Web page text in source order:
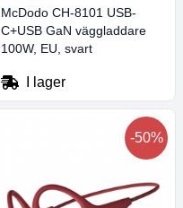
McDodo CH-8101 USB-
C+USB GaN väggladdare
100W, EU, svart
I lager
-50%